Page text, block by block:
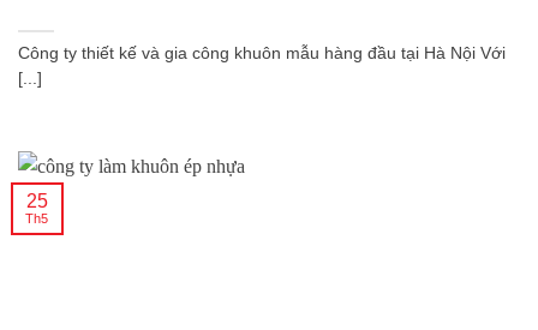
Công ty thiết kế và gia công khuôn mẫu hàng đầu tại Hà Nội Với
[...]
25
Th5